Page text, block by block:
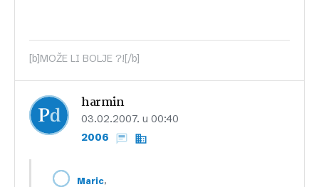
[b]MOŽE LI BOLJE ?![/b]
harmin
03.02.2007. u 00:40
2006
Maric,